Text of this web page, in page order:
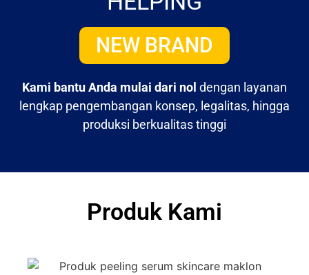
HELPING
NEW BRAND
Kami bantu Anda mulai dari noldengan layanan
lengkap pengembangan konsep, legalitas, hingga